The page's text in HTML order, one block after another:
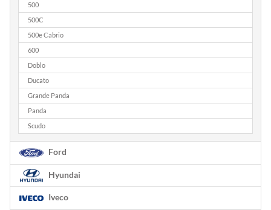
500
500C
500e Cabrio
600
Doblo
Ducato
Grande Panda
Panda
Scudo
Ford
Hyundai
Iveco